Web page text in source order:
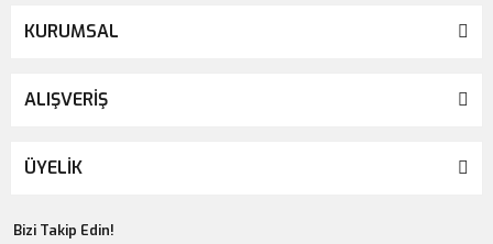
KURUMSAL
ALIŞVERİŞ
ÜYELİK
Bizi Takip Edin!